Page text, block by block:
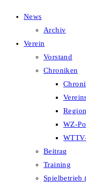
News
Archiv
Verein
Vorstand
Chroniken
WZ-
Beitrag
Training
Spielbetrieb